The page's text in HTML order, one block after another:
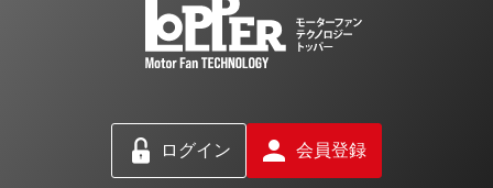
ログイン 会員登録